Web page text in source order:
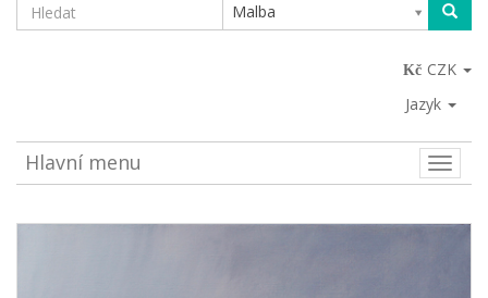
Malba
CZK
Jazyk
Toggle
Hlavní menu